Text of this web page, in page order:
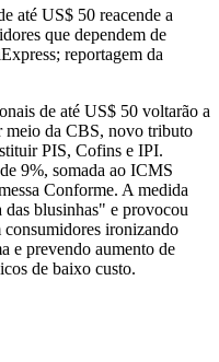
até US$ 50 reacende a
que dependem de
reportagem da
de até US$ 50 voltarão a
meio da CBS, novo tributo
PIS, Cofins e IPI.
9%, somada ao ICMS
Conforme. A medida
das blusinhas" e provocou
consumidores ironizando
e prevendo aumento de
de baixo custo.